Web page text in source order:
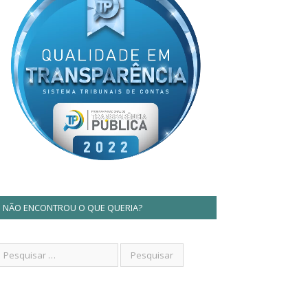
NÃO ENCONTROU O QUE QUERIA?